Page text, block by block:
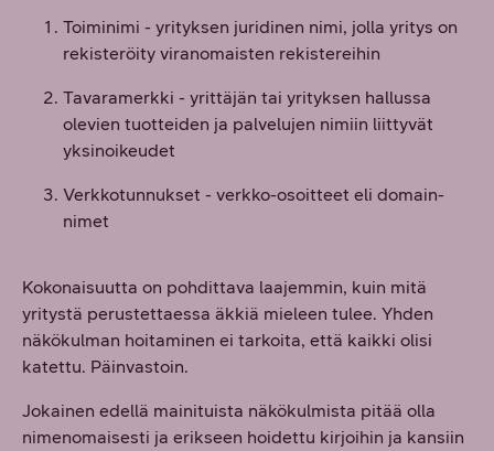
Toiminimi - yrityksen juridinen nimi, jolla yritys on
rekisteröity viranomaisten rekistereihin
Tavaramerkki - yrittäjän tai yrityksen hallussa
olevien tuotteiden ja palvelujen nimiin liittyvät
yksinoikeudet
Verkkotunnukset - verkko-osoitteet eli domain-
nimet
Kokonaisuutta on pohdittava laajemmin, kuin mitä
yritystä perustettaessa äkkiä mieleen tulee. Yhden
näkökulman hoitaminen ei tarkoita, että kaikki olisi
katettu. Päinvastoin.
Jokainen edellä mainituista näkökulmista pitää olla
nimenomaisesti ja erikseen hoidettu kirjoihin ja kansiin